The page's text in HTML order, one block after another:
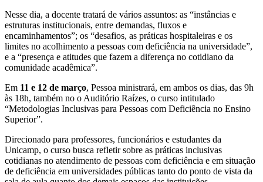
Nesse dia, a docente tratará de vários assuntos: as “instâncias e
estruturas institucionais, entre demandas, fluxos e
encaminhamentos”; os “desafios, as práticas hospitaleiras e os
limites no acolhimento a pessoas com deficiência na universidade”,
e a “presença e atitudes que fazem a diferença no cotidiano da
comunidade acadêmica”.
Em 11 e 12 de março, Pessoa ministrará, em ambos os dias, das 9h
às 18h, também no o Auditório Raízes, o curso intitulado
“Metodologias Inclusivas para Pessoas com Deficiência no Ensino
Superior”.
Direcionado para professores, funcionários e estudantes da
Unicamp, o curso busca refletir sobre as práticas inclusivas
cotidianas no atendimento de pessoas com deficiência e em situação
de deficiência em universidades públicas tanto do ponto de vista da